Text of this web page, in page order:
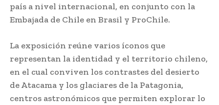
país a nivel internacional, en conjunto con la
Embajada de Chile en Brasil y ProChile.
La exposición reúne varios íconos que
representan la identidad y el territorio chileno,
en el cual conviven los contrastes del desierto
de Atacama y los glaciares de la Patagonia,
centros astronómicos que permiten explorar lo